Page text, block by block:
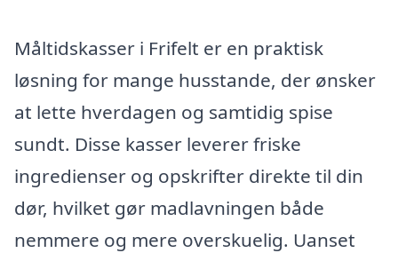
Måltidskasser i Frifelt er en praktisk
løsning for mange husstande, der ønsker
at lette hverdagen og samtidig spise
sundt. Disse kasser leverer friske
ingredienser og opskrifter direkte til din
dør, hvilket gør madlavningen både
nemmere og mere overskuelig. Uanset